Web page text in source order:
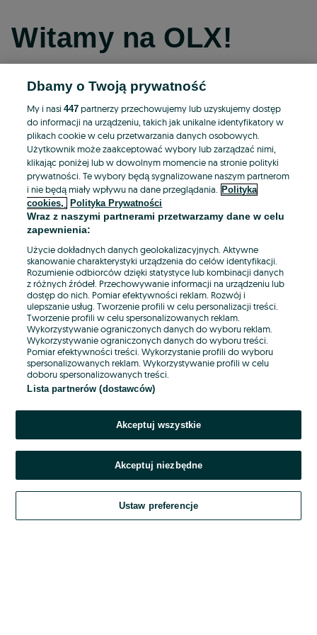
Witamy na OLX!
Kontynuuj przez Facebooka
Kontynuuj przez konto Apple
Kontynuuj przez konto Google
LUB
E-mail
Hasło
Nie pamiętasz hasła?
Zaloguj się
Kontynuując za pośrednictwem jednego z dostawców wskazanych powyżej,
Regulamin serwisu OLX.pl w jego aktualnym brzmieniu.
Dbamy o Twoją prywatność
My i nasi447 partnerzy przechowujemy lub uzyskujemy dostęp
do informacji na urządzeniu, takich jak unikalne identyfikatory w
plikach cookie w celu przetwarzania danych osobowych.
Użytkownik może zaakceptować wybory lub zarządzać nimi,
klikając poniżej lub w dowolnym momencie na stronie polityki
prywatności. Te wybory będą sygnalizowane naszym partnerom
i nie będą miały wpływu na dane przeglądania.
Polityka
cookies,
Polityka Prywatności
Wraz z naszymi partnerami przetwarzamy dane w celu
zapewnienia:
Użycie dokładnych danych geolokalizacyjnych. Aktywne
skanowanie charakterystyki urządzenia do celów identyfikacji.
Rozumienie odbiorców dzięki statystyce lub kombinacji danych
z różnych źródeł. Przechowywanie informacji na urządzeniu lub
dostęp do nich. Pomiar efektywności reklam. Rozwój i
ulepszanie usług. Tworzenie profili w celu personalizacji treści.
Tworzenie profili w celu spersonalizowanych reklam.
Wykorzystywanie ograniczonych danych do wyboru reklam.
Wykorzystywanie ograniczonych danych do wyboru treści.
Pomiar efektywności treści. Wykorzystanie profili do wyboru
spersonalizowanych reklam. Wykorzystywanie profili w celu
doboru spersonalizowanych treści.
Lista partnerów (dostawców)
Akceptuj wszystkie
Akceptuj niezbędne
Ustaw preferencje